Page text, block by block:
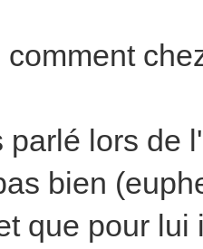
parlé lors de
bien
que pour